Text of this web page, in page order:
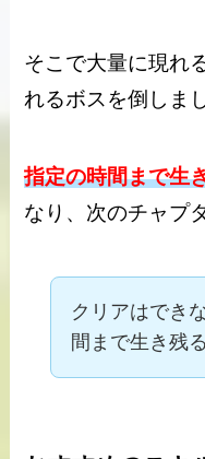
そこで大量に現れ
れるボスを倒しま
指定の時間まで生
なり、次のチャプ
クリアはでき
間まで生き残